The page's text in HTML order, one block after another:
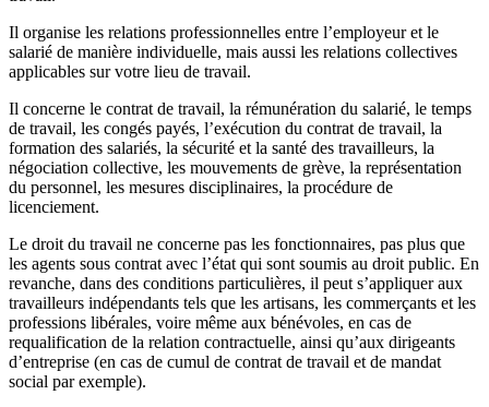
Il organise les relations professionnelles entre l’employeur et le
salarié de manière individuelle, mais aussi les relations collectives
applicables sur votre lieu de travail.
Il concerne le contrat de travail, la rémunération du salarié, le temps
de travail, les congés payés, l’exécution du contrat de travail, la
formation des salariés, la sécurité et la santé des travailleurs, la
négociation collective, les mouvements de grève, la représentation
du personnel, les mesures disciplinaires, la procédure de
licenciement.
Le droit du travail ne concerne pas les fonctionnaires, pas plus que
les agents sous contrat avec l’état qui sont soumis au droit public. En
revanche, dans des conditions particulières, il peut s’appliquer aux
travailleurs indépendants tels que les artisans, les commerçants et les
professions libérales, voire même aux bénévoles, en cas de
requalification de la relation contractuelle, ainsi qu’aux dirigeants
d’entreprise (en cas de cumul de contrat de travail et de mandat
social par exemple).